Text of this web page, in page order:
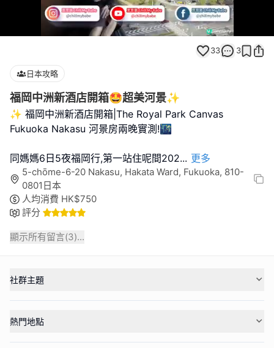
Loaded:
100.00%
33 3
日本攻略
福岡中洲新酒店開箱🤩超美河景✨
✨ 福岡中洲新酒店開箱|The Royal Park Canvas
Fukuoka Nakasu 河景房兩晚實測!🌃
同媽媽6日5夜福岡行,第一站住呢間202... 更多
5-chōme-6-20 Nakasu, Hakata Ward, Fukuoka, 810-
0801日本
人均消費 HK$750
評分
顯示所有留言(3)...
社群主題
熱門地點